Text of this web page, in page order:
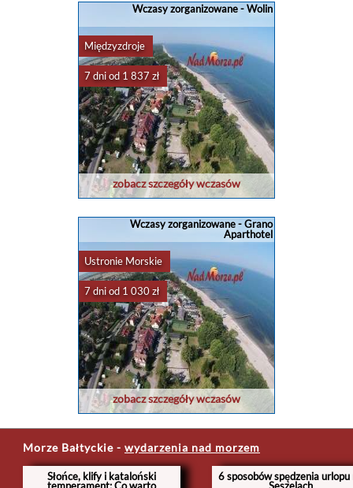
Wczasy zorganizowane - Wolin
Międzyzdroje
7 dni od 1 837 zł
zobacz szczegóły wczasów
Wczasy zorganizowane - Grano
Aparthotel
Ustronie Morskie
7 dni od 1 030 zł
zobacz szczegóły wczasów
Morze Bałtyckie - wydarzenia nad morzem
Słońce, klify i kataloński 6 sposobów spędzenia urlopu